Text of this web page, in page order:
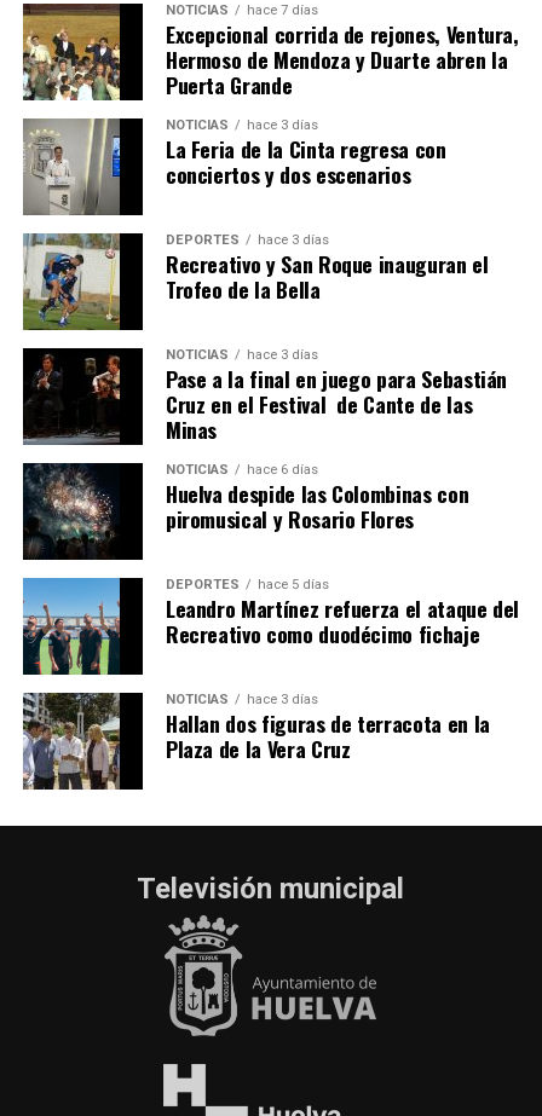
6º DÍA DE LAS FIESTAS COLOMBINAS 2026
hace 6 días Huelvatv
QUINTA CORRIDA DE LAS FIESTAS COLOMBINAS
2026
hace 7 días· Huelvatv
NOTICIAS hace 7 días
Excepcional corrida de rejones, Ventura,
Hermoso de Mendoza y Duarte abren la
Puerta Grande
NOTICIAS hace 3 días
La Feria de la Cinta regresa con
conciertos y dos escenarios
DEPORTES hace 3 días
Recreativo y San Roque inauguran el
Trofeo de la Bella
NOTICIAS hace 3 días
Pase a la final en juego para Sebastián
Cruz en el Festival de Cante de las
Minas
NOTICIAS hace 6 días
Huelva despide las Colombinas con
piromusical y Rosario Flores
DEPORTES hace 5 días
Leandro Martínez refuerza el ataque del
Recreativo como duodécimo fichaje
NOTICIAS hace 3 días
Hallan dos figuras de terracota en la
Plaza de la Vera Cruz
Televisión municipal